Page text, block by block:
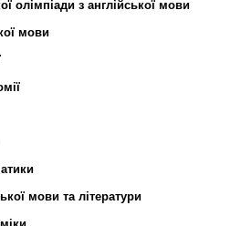
олімпіади з англійської мови
мови
мови та літератури